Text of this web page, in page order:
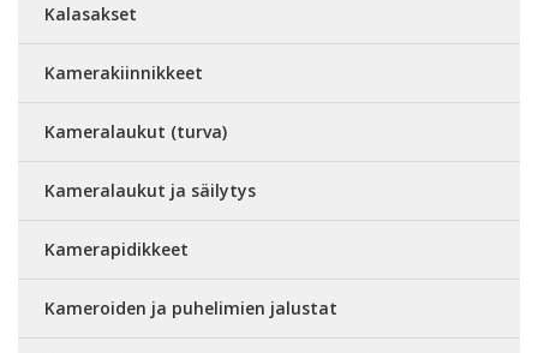
Kalasakset
Kamerakiinnikkeet
Kameralaukut (turva)
Kameralaukut ja säilytys
Kamerapidikkeet
Kameroiden ja puhelimien jalustat